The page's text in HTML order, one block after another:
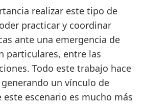
realizar este tipo de
practicar y coordinar
ante una emergencia de
particulares, entre las
Todo este trabajo hace
un vínculo de
escenario es mucho más